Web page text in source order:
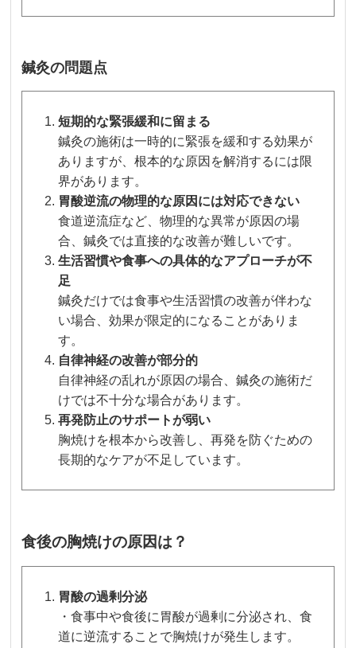
鍼灸の問題点
短期的な緊張緩和に留まる
鍼灸の施術は一時的に緊張を緩和する効果が
ありますが、根本的な原因を解消するには限
界があります。
胃酸逆流の物理的な原因には対応できない
食道逆流症など、物理的な異常が原因の場
合、鍼灸では直接的な改善が難しいです。
生活習慣や食事への具体的なアプローチが不
足
鍼灸だけでは食事や生活習慣の改善が伴わな
い場合、効果が限定的になることがありま
す。
自律神経の改善が部分的
自律神経の乱れが原因の場合、鍼灸の施術だ
けでは不十分な場合があります。
再発防止のサポートが弱い
胸焼けを根本から改善し、再発を防ぐための
長期的なケアが不足しています。
食後の胸焼けの原因は？
胃酸の過剰分泌
・食事中や食後に胃酸が過剰に分泌され、食
道に逆流することで胸焼けが発生します。